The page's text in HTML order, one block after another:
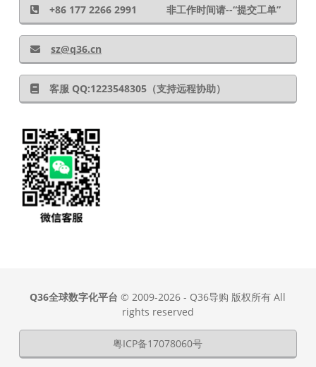
+86 177 2266 2991 非工作时间请--“提交工单”
sz@q36.cn
客服 QQ:1223548305（支持远程协助）
Q36全球数字化平台 © 2009-2026 - Q36导购 版权所有 All
rights reserved
粤ICP备17078060号